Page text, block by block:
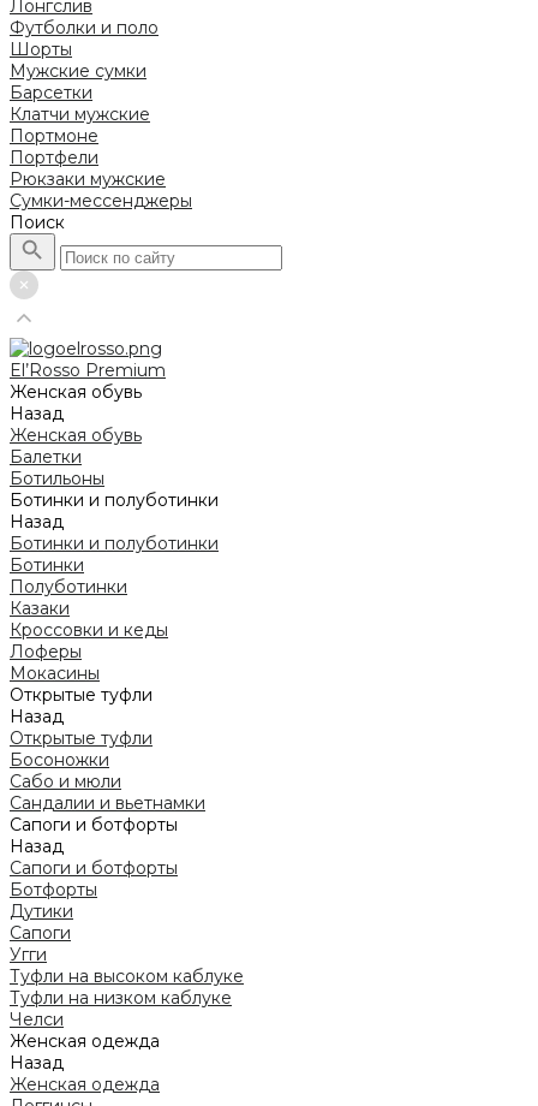
Лонгслив
Футболки и поло
Шорты
Мужские сумки
Барсетки
Клатчи мужские
Портмоне
Портфели
Рюкзаки мужские
Сумки-мессенджеры
Поиск
El’Rosso Premium
Женская обувь
Назад
Женская обувь
Балетки
Ботильоны
Ботинки и полуботинки
Назад
Ботинки и полуботинки
Ботинки
Полуботинки
Казаки
Кроссовки и кеды
Лоферы
Мокасины
Открытые туфли
Назад
Открытые туфли
Босоножки
Сабо и мюли
Сандалии и вьетнамки
Сапоги и ботфорты
Назад
Сапоги и ботфорты
Ботфорты
Дутики
Сапоги
Угги
Туфли на высоком каблуке
Туфли на низком каблуке
Челси
Женская одежда
Назад
Женская одежда